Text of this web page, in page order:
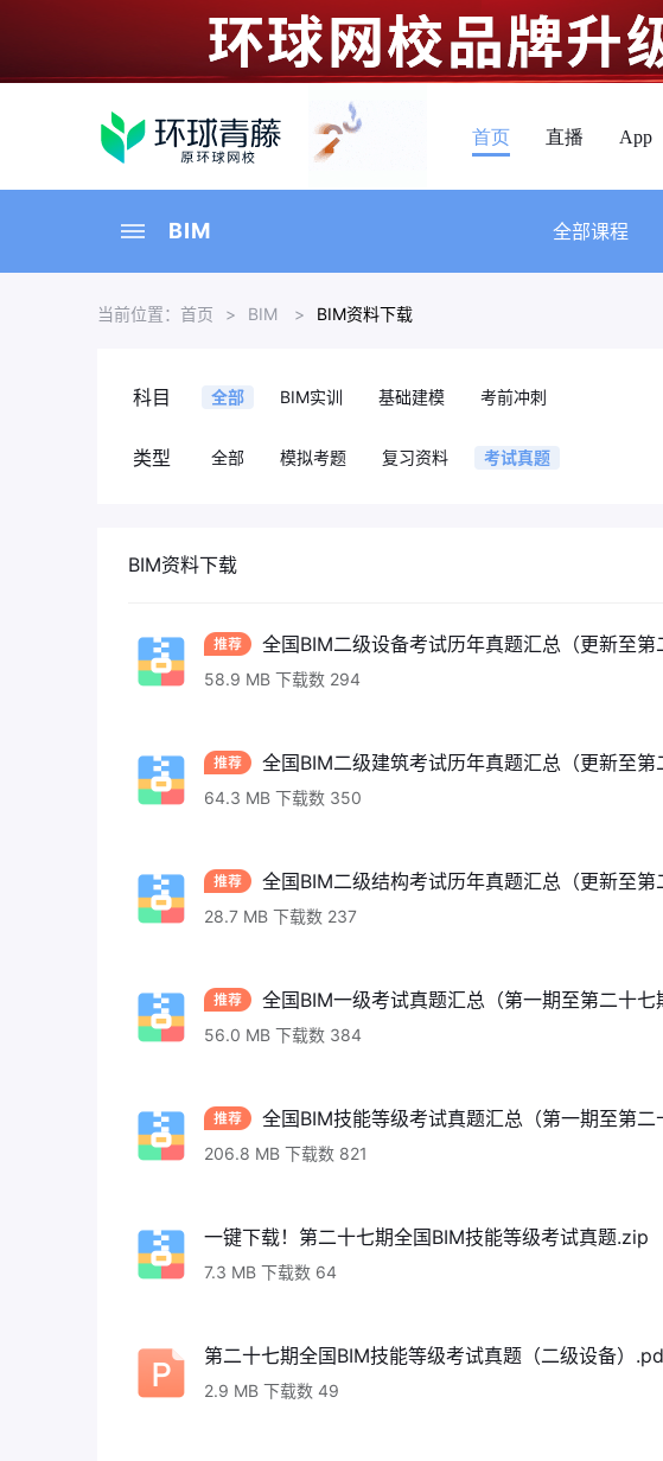
首页 直播 App
BIM 全部课程
当前位置： 首页 > BIM > BIM资料下载
科目 全部 BIM实训 基础建模 考前冲刺
类型 全部 模拟考题 复习资料 考试真题
BIM资料下载
全国BIM二级设备考试历年真题汇总（更新至
58.9 MB 下载数 294
全国BIM二级建筑考试历年真题汇总（更新至
64.3 MB 下载数 350
全国BIM二级结构考试历年真题汇总（更新至
28.7 MB 下载数 237
全国BIM一级考试真题汇总（第一期至第二十七
56.0 MB 下载数 384
全国BIM技能等级考试真题汇总（第一期至第
206.8 MB 下载数 821
一键下载！第二十七期全国BIM技能等级考试真题.zip
7.3 MB 下载数 64
第二十七期全国BIM技能等级考试真题（二级设备）
2.9 MB 下载数 49